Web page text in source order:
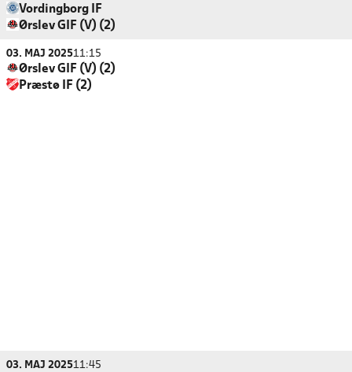
Vordingborg IF
Ørslev GIF (V) (2)
03. MAJ 202511:15
Ørslev GIF (V) (2)
Præstø IF (2)
03. MAJ 202511:45